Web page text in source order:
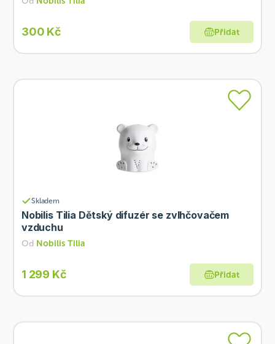
300 Kč Přidat
Skladem
Nobilis Tilia Dětský difuzér se zvlhčovačem
vzduchu
Od Nobilis Tilia
1 299 Kč Přidat